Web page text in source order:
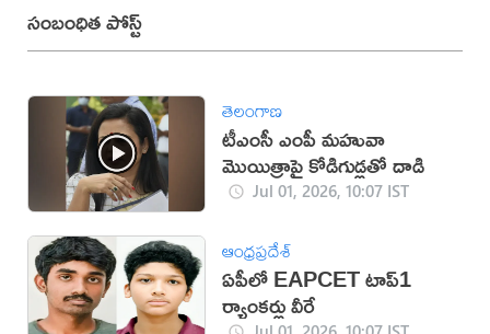
సంబంధిత పోస్ట్
తెలంగాణ
టీఎంసీ ఎంపీ మహువా
మొయిత్రాపై కోడిగుడ్లతో దాడి
Jul 01, 2026, 10:07 IST
ఆంధ్రప్రదేశ్
ఏపీలో EAPCET టాప్1
ర్యాంకర్లు వీరే